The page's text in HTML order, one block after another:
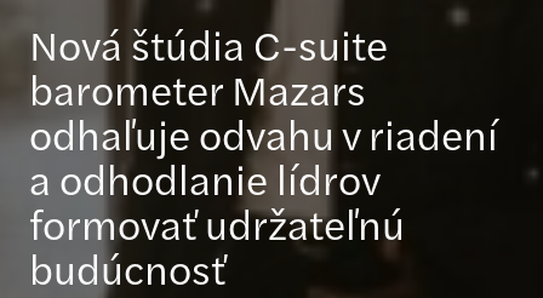
Nová štúdia C-suite
barometer Mazars
odhaľuje odvahu v riadení
a odhodlanie lídrov
formovať udržateľnú
budúcnosť